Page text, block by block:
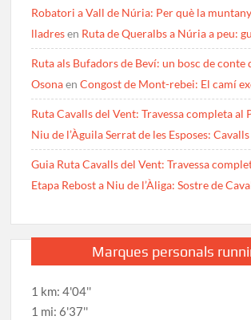
Robatori a Vall de Núria: Per què la
lladresen Ruta de Queralbs a Núria a peu:
Ruta als Bufadors de Beví: un bosc de conte
OsonaenCongost de Mont-rebei: El camí
Ruta Cavalls del Vent: Travessa completa al
Niu de l’Àguila Serrat de les Esposes:
Guia Ruta Cavalls del Vent: Travessa
Etapa Rebost a Niu de l’Àliga: Sostre de
Marques personals
1 km: 4'04''
1 mi: 6'37''